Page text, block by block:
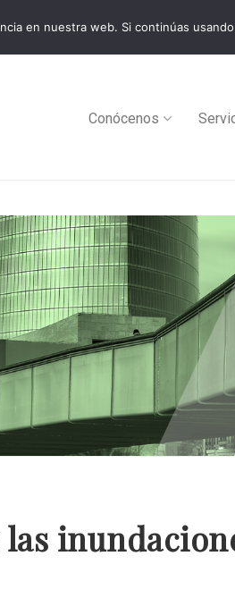
Conócenos
en nuestra web. Si continúas